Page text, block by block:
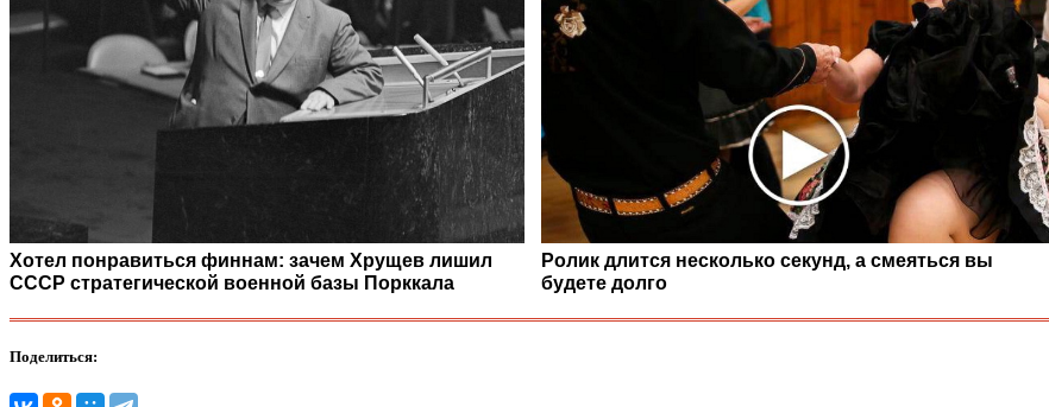
Хотел понравиться финнам: зачем Хрущев лишил
СССР стратегической военной базы Порккала
Ролик длится несколько секунд, а смеяться вы
будете долго
Поделиться: